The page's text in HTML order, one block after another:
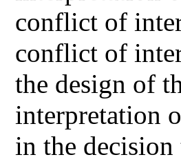
conflict of
conflict of
the design of
interpretation
in the